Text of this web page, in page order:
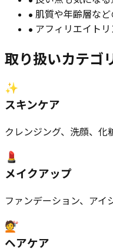
• 肌質や年齢層な
• アフィリエイト
取り扱いカテゴ
✨
スキンケア
クレンジング、洗顔、化
💄
メイクアップ
ファンデーション、アイ
💇
ヘアケア